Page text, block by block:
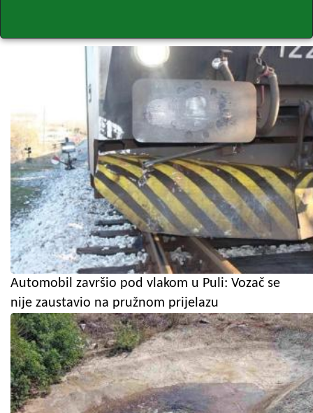
Automobil završio pod vlakom u Puli: Vozač se
nije zaustavio na pružnom prijelazu